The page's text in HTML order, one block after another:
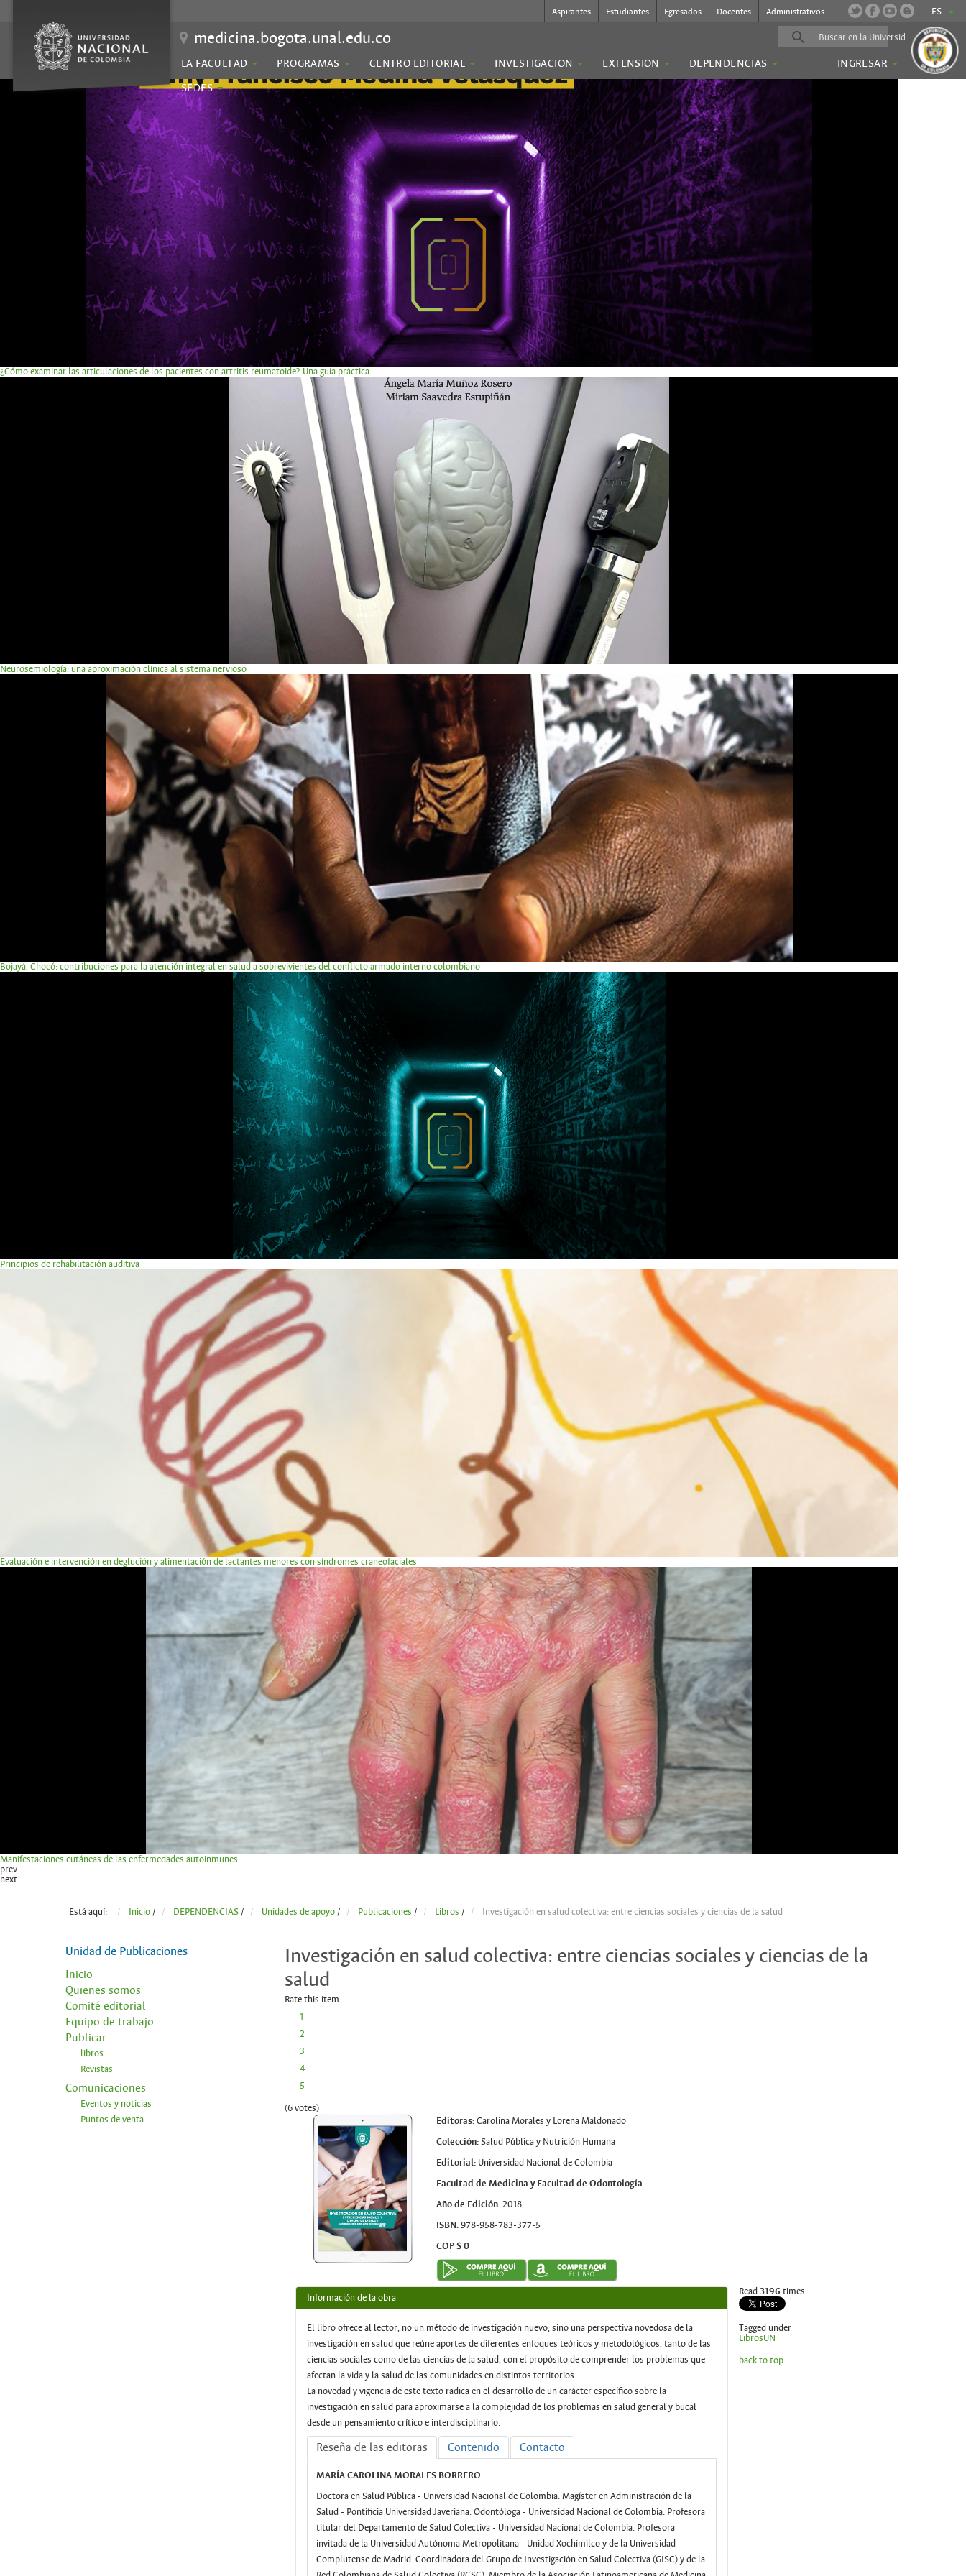
ES
Aspirantes Estudiantes Egresados Docentes Administrativos
medicina.bogota.unal.edu.co
LA FACULTAD PROGRAMAS CENTRO EDITORIAL INVESTIGACION EXTENSION DEPENDENCIAS
INGRESAR
SEDES
¿Cómo examinar las articulaciones de los pacientes con artritis reumatoide? Una guía práctica
Neurosemiología: una aproximación clínica al sistema nervioso
Bojayá, Chocó: contribuciones para la atención integral en salud a sobrevivientes del conflicto armado interno colombiano
Principios de rehabilitación auditiva
Evaluación e intervención en deglución y alimentación de lactantes menores con síndromes craneofaciales
Manifestaciones cutáneas de las enfermedades autoinmunes
prev
next
Está aquí: Inicio / DEPENDENCIAS / Unidades de apoyo / Publicaciones / Libros / Investigación en salud colectiva: entre ciencias sociales y ciencias de la salud
Unidad de Publicaciones
Inicio
Quienes somos
Comité editorial
Equipo de trabajo
Publicar
libros
Revistas
Comunicaciones
Eventos y noticias
Puntos de venta
Investigación en salud colectiva: entre ciencias sociales y ciencias de la
salud
Rate this item
1
2
3
4
5
(6 votes)
Editoras:Carolina Morales y Lorena Maldonado
Colección:Salud Pública y Nutrición Humana
Editorial:Universidad Nacional de Colombia
Facultad de Medicina y Facultad de Odontología
Año de Edición:2018
ISBN:978-958-783-377-5
COP $ 0
Información de la obra
El libro ofrece al lector, no un método de investigación nuevo, sino una perspectiva novedosa de la
investigación en salud que reúne aportes de diferentes enfoques teóricos y metodológicos, tanto de las
ciencias sociales como de las ciencias de la salud, con el propósito de comprender los problemas que
afectan la vida y la salud de las comunidades en distintos territorios.
La novedad y vigencia de este texto radica en el desarrollo de un carácter específico sobre la
investigación en salud para aproximarse a la complejidad de los problemas en salud general y bucal
desde un pensamiento crítico e interdisciplinario.
Reseña de las editoras Contenido Contacto
MARÍA CAROLINA MORALES BORRERO
Doctora en Salud Pública - Universidad Nacional de Colombia. Magíster en Administración de la
Salud - Pontificia Universidad Javeriana. Odontóloga - Universidad Nacional de Colombia. Profesora
titular del Departamento de Salud Colectiva - Universidad Nacional de Colombia. Profesora
invitada de la Universidad Autónoma Metropolitana - Unidad Xochimilco y de la Universidad
Complutense de Madrid. Coordinadora del Grupo de Investigación en Salud Colectiva (GISC) y de la
Read3196 times
Tagged under
LibrosUN
back to top